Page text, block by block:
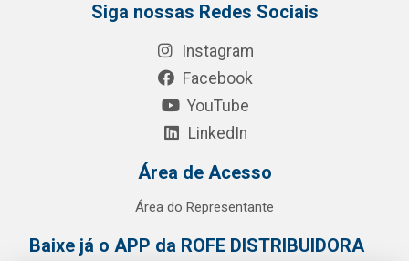
Siga nossas Redes Sociais
Instagram
Facebook
YouTube
LinkedIn
Área de Acesso
Área do Representante
Baixe já o APP da ROFE DISTRIBUIDORA